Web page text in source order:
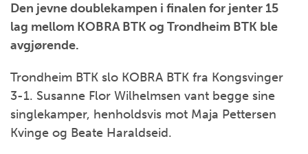
Den jevne doublekampen i finalen for jenter 15
lag mellom KOBRA BTK og Trondheim BTK ble
avgjørende.
Trondheim BTK slo KOBRA BTK fra Kongsvinger
3-1. Susanne Flor Wilhelmsen vant begge sine
singlekamper, henholdsvis mot Maja Pettersen
Kvinge og Beate Haraldseid.